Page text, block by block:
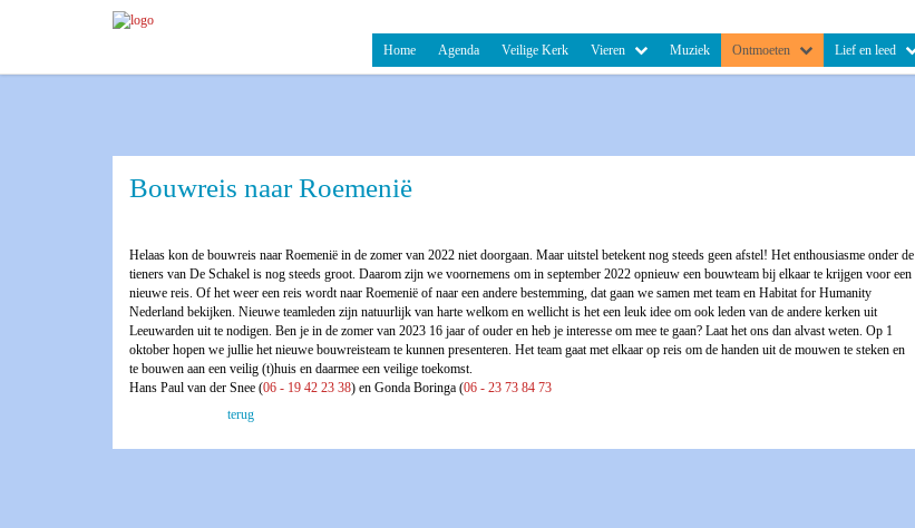
Home Agenda Veilige Kerk Vieren Muziek Ontmoeten Lief en leed
Bouwreis naar Roemenië
Helaas kon de bouwreis naar Roemenië in de zomer van 2022 niet doorgaan. Maar uitstel betekent nog steeds geen afstel! Het enthousiasme onder de
tieners van De Schakel is nog steeds groot. Daarom zijn we voornemens om in september 2022 opnieuw een bouwteam bij elkaar te krijgen voor een
nieuwe reis. Of het weer een reis wordt naar Roemenië of naar een andere bestemming, dat gaan we samen met team en Habitat for Humanity
Nederland bekijken. Nieuwe teamleden zijn natuurlijk van harte welkom en wellicht is het een leuk idee om ook leden van de andere kerken uit
Leeuwarden uit te nodigen. Ben je in de zomer van 2023 16 jaar of ouder en heb je interesse om mee te gaan? Laat het ons dan alvast weten. Op 1
oktober hopen we jullie het nieuwe bouwreisteam te kunnen presenteren. Het team gaat met elkaar op reis om de handen uit de mouwen te steken en
te bouwen aan een veilig (t)huis en daarmee een veilige toekomst.
Hans Paul van der Snee (06 - 19 42 23 38) en Gonda Boringa (06 - 23 73 84 73
terug